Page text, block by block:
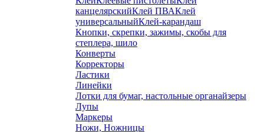
канцелярскийКлей ПВАКлей
универсальныйКлей-карандаш
Кнопки, скрепки, зажимы, скобы для
степлера, шило
Конверты
Корректоры
Ластики
Линейки
Лотки для бумаг, настольные органайзеры
Лупы
Маркеры
Ножи, Ножницы